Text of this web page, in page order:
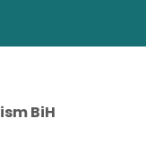
BiH